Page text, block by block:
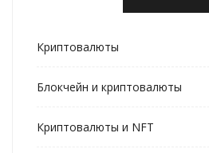
Криптовалюты
Блокчейн и криптовалюты
Криптовалюты и NFT